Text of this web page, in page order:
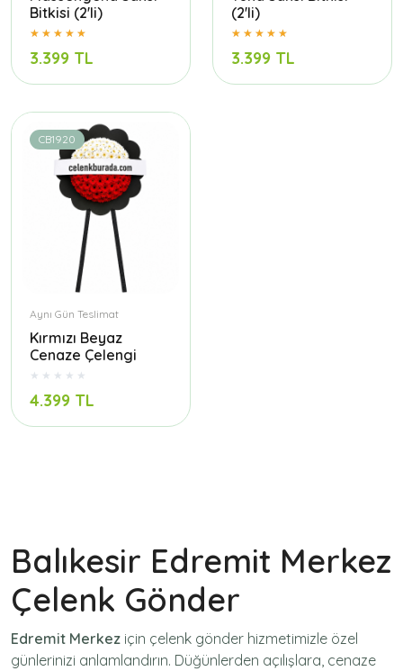
Bitkisi (2'li)
3.399 TL
(2'li)
3.399 TL
CB1920
Aynı Gün Teslimat
Kırmızı Beyaz
Cenaze Çelengi
4.399 TL
Balıkesir Edremit Merkez
Çelenk Gönder
Edremit Merkez için çelenk gönder hizmetimizle özel
günlerinizi anlamlandırın. Düğünlerden açılışlara, cenaze